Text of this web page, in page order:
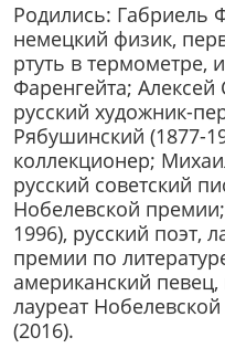
Родились: Габриель
немецкий физик,
ртуть в термометре,
Фаренгейта; Алексей
русский художник-
Рябушинский (1877-
коллекционер;
русский советский
Нобелевской
1996), русский поэт,
премии по
американский
лауреат
(2016).